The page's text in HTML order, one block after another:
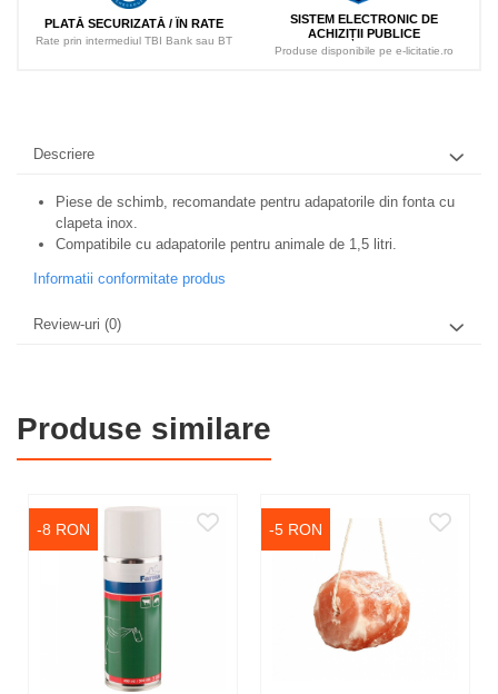
PLATĂ SECURIZATĂ / ÎN RATE
Rate prin intermediul TBI Bank sau BT
SISTEM ELECTRONIC DE
ACHIZIȚII PUBLICE
Produse disponibile pe e-licitatie.ro
Descriere
Piese de schimb, recomandate pentru adapatorile din fonta cu
clapeta inox.
Compatibile cu adapatorile pentru animale de 1,5 litri.
Informatii conformitate produs
Review-uri (0)
Produse similare
-8 RON -5 RON